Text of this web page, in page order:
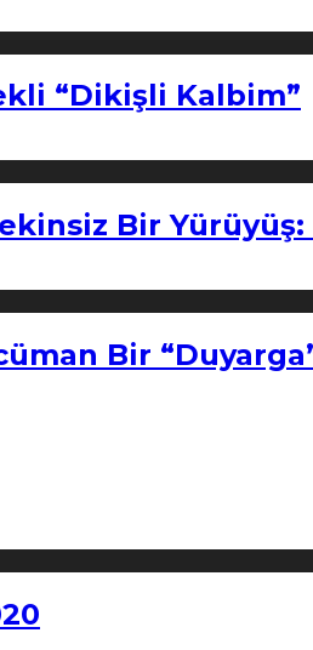
“Dikişli Kalbim”
Bir
Bir